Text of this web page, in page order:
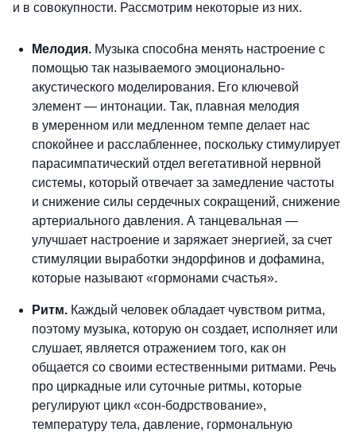
и в совокупности. Рассмотрим некоторые из них.
Мелодия. Музыка способна менять настроение с
помощью так называемого эмоционально-
акустического моделирования. Его ключевой
элемент — интонации. Так, плавная мелодия
в умеренном или медленном темпе делает нас
спокойнее и расслабленнее, поскольку стимулирует
парасимпатический отдел вегетативной нервной
системы, который отвечает за замедление частоты
и снижение силы сердечных сокращений, снижение
артериального давления. А танцевальная —
улучшает настроение и заряжает энергией, за счет
стимуляции выработки эндорфинов и дофамина,
которые называют «гормонами счастья».
Ритм. Каждый человек обладает чувством ритма,
поэтому музыка, которую он создает, исполняет или
слушает, является отражением того, как он
общается со своими естественными ритмами. Речь
про циркадные или суточные ритмы, которые
регулируют цикл «сон-бодрствование»,
температуру тела, давление, гормональную